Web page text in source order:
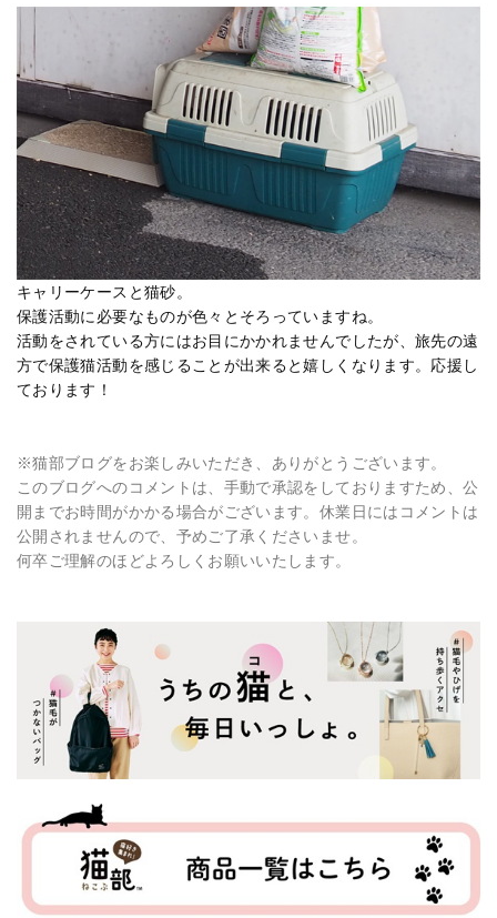
キャリーケースと猫砂。
保護活動に必要なものが色々とそろっていますね。
活動をされている方にはお目にかかれませんでしたが、旅先の遠
方で保護猫活動を感じることが出来ると嬉しくなります。応援し
ております！
※猫部ブログをお楽しみいただき、ありがとうございます。
このブログへのコメントは、手動で承認をしておりますため、公
開までお時間がかかる場合がございます。休業日にはコメントは
公開されませんので、予めご了承くださいませ。
何卒ご理解のほどよろしくお願いいたします。